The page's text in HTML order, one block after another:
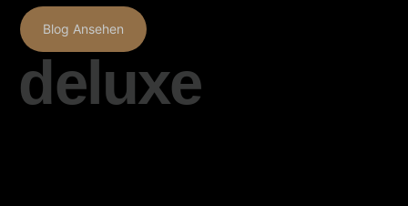
Blog Ansehen
deluxe